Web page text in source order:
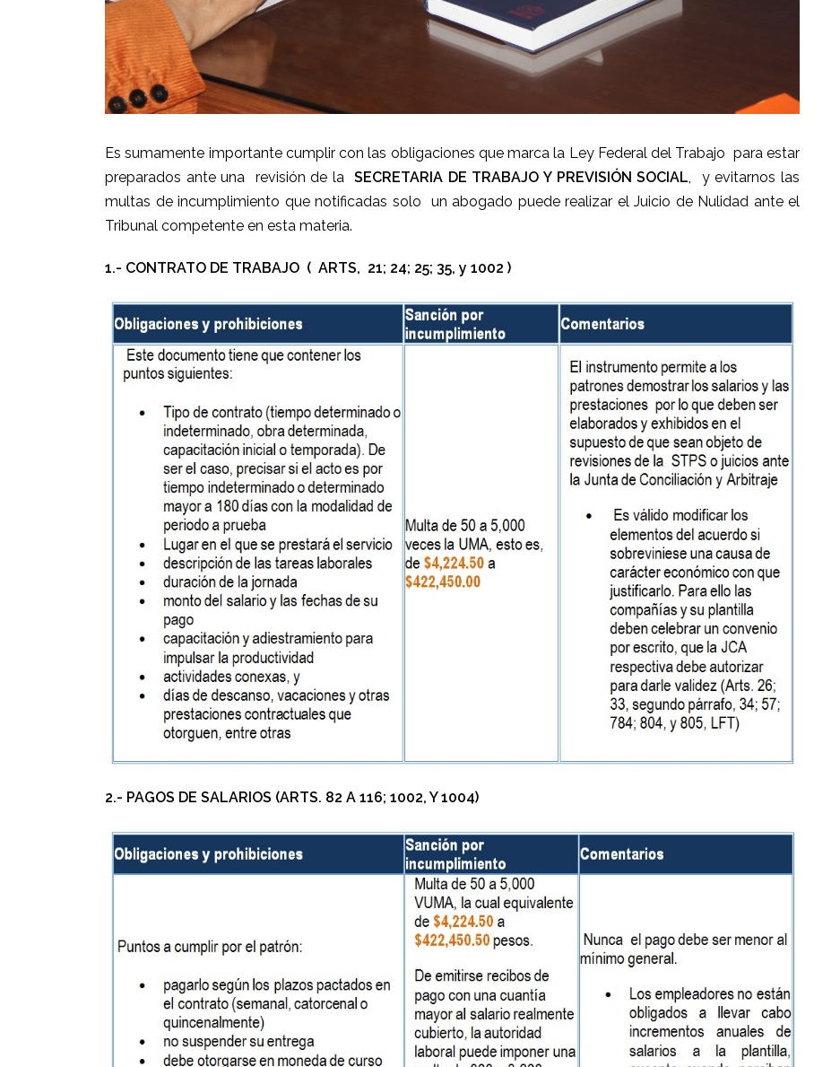
Es sumamente importante cumplir con las obligaciones que marca la Ley Federal del Trabajo para estar
preparados ante una revisión de laSECRETARIA DE TRABAJO Y PREVISIÓN SOCIAL , y evitarnos las
multas de incumplimiento que notificadas solo un abogado puede realizar el Juicio de Nulidad ante el
Tribunal competente en esta materia.
1.- CONTRATO DE TRABAJO ( ARTS, 21; 24; 25; 35, y 1002 )
2.- PAGOS DE SALARIOS (ARTS. 82 A 116; 1002, Y 1004)